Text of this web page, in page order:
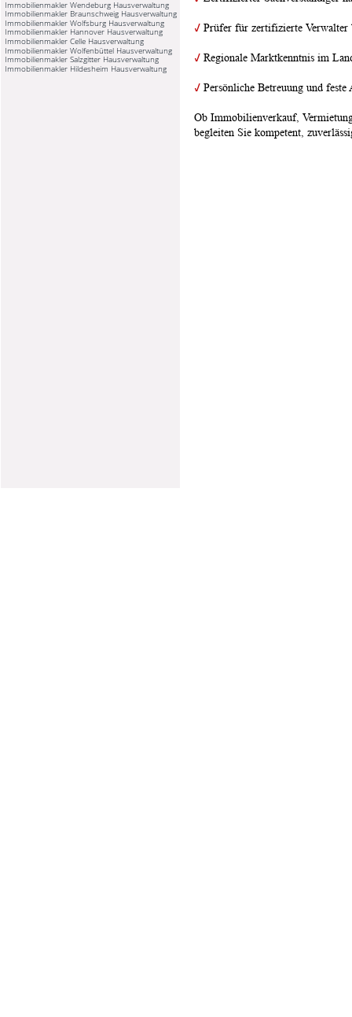
Immobilienmakler Wendeburg Hausverwaltung
Immobilienmakler Braunschweig Hausverwaltung
Immobilienmakler Wolfsburg Hausverwaltung
Immobilienmakler Hannover Hausverwaltung
Immobilienmakler Celle Hausverwaltung
Immobilienmakler Wolfenbüttel Hausverwaltung
Immobilienmakler Salzgitter Hausverwaltung
Immobilienmakler Hildesheim Hausverwaltung
✓ Prüfer für zertifizierte Verwalter
✓ Regionale Marktkenntnis im
✓ Persönliche Betreuung und feste
Ob Immobilienverkauf,
begleiten Sie kompetent,